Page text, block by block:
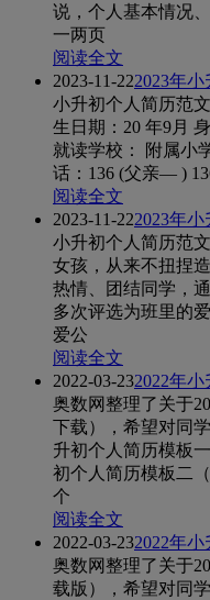
说，个人基本情况
一两页
阅读全文
2023-11-222023年
小升初个人简历范
生日期：20 年9月
就读学校： 附属小
话：136 (父亲― )
阅读全文
2023-11-222023年
小升初个人简历范
女孩，从来不扭捏
热情、团结同学，
多次评选为班里的
爱公
阅读全文
2022-03-232022年
奥数网整理了关于
下载），希望对同
升初个人简历模板
初个人简历模板二
个
阅读全文
2022-03-232022年
奥数网整理了关于
载版），希望对同